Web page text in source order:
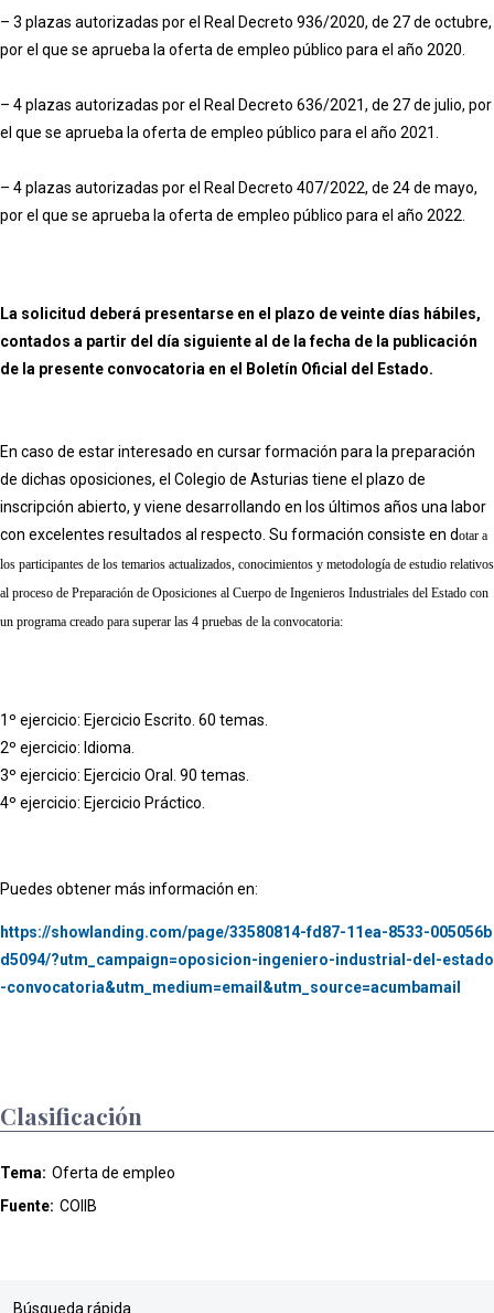
– 3 plazas autorizadas por el Real Decreto 936/2020, de 27 de octubre,
por el que se aprueba la oferta de empleo público para el año 2020.
– 4 plazas autorizadas por el Real Decreto 636/2021, de 27 de julio, por
el que se aprueba la oferta de empleo público para el año 2021.
– 4 plazas autorizadas por el Real Decreto 407/2022, de 24 de mayo,
por el que se aprueba la oferta de empleo público para el año 2022.
La solicitud deberá presentarse en el plazo de veinte días hábiles,
contados a partir del día siguiente al de la fecha de la publicación
de la presente convocatoria en el Boletín Oficial del Estado.
En caso de estar interesado en cursar formación para la preparación
de dichas oposiciones, el Colegio de Asturias tiene el plazo de
inscripción abierto, y viene desarrollando en los últimos años una labor
con excelentes resultados al respecto. Su formación consiste en dotar a
los participantes de los temarios actualizados, conocimientos y metodología de estudio relativos
al proceso de Preparación de Oposiciones al Cuerpo de Ingenieros Industriales del Estado con
un programa creado para superar las 4 pruebas de la convocatoria:
1º ejercicio: Ejercicio Escrito. 60 temas.
2º ejercicio: Idioma.
3º ejercicio: Ejercicio Oral. 90 temas.
4º ejercicio: Ejercicio Práctico.
Puedes obtener más información en:
https://showlanding.com/page/33580814-fd87-11ea-8533-005056b
d5094/?utm_campaign=oposicion-ingeniero-industrial-del-estado
-convocatoria&utm_medium=email&utm_source=acumbamail
Clasificación
Tema: Oferta de empleo
Fuente: COIIB
Búsqueda rápida